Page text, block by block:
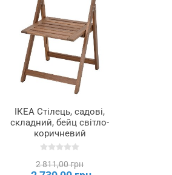
ІКЕА Стілець, садові,
складний, бейц світло-
коричневий
NÄMMARÖ, 505.033.53
2 811,00 грн